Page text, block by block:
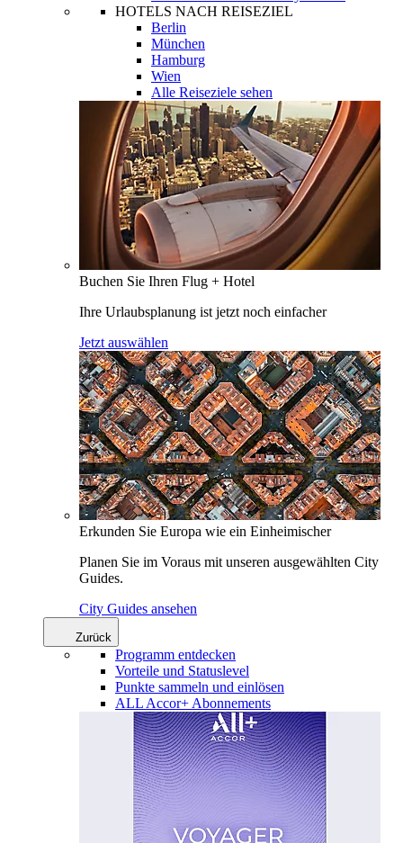
HOTELS NACH REISEZIEL
Berlin
München
Hamburg
Wien
Alle Reiseziele sehen
Buchen Sie Ihren Flug + Hotel
Ihre Urlaubsplanung ist jetzt noch einfacher
Jetzt auswählen
Erkunden Sie Europa wie ein Einheimischer
Planen Sie im Voraus mit unseren ausgewählten City
Guides.
City Guides ansehen
Zurück
Programm entdecken
Vorteile und Statuslevel
Punkte sammeln und einlösen
ALL Accor+ Abonnements